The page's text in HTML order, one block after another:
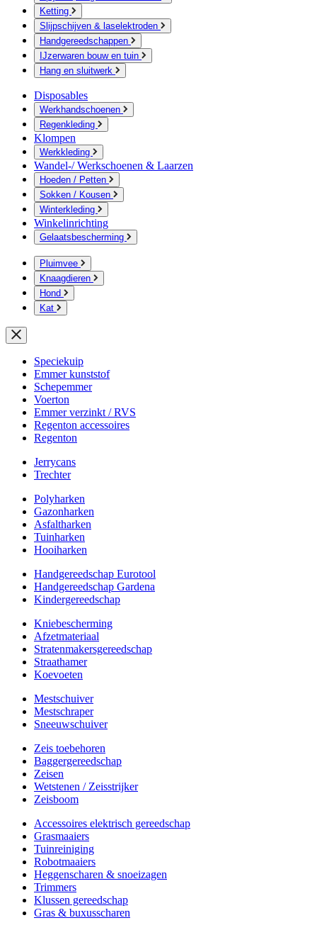
Ketting
Slijpschijven & laselektroden
Handgereedschappen
IJzerwaren bouw en tuin
Hang en sluitwerk
Disposables
Werkhandschoenen
Regenkleding
Klompen
Werkkleding
Wandel-/ Werkschoenen & Laarzen
Hoeden / Petten
Sokken / Kousen
Winterkleding
Winkelinrichting
Gelaatsbescherming
Pluimvee
Knaagdieren
Hond
Kat
Speciekuip
Emmer kunststof
Schepemmer
Voerton
Emmer verzinkt / RVS
Regenton accessoires
Regenton
Jerrycans
Trechter
Polyharken
Gazonharken
Asfaltharken
Tuinharken
Hooiharken
Handgereedschap Eurotool
Handgereedschap Gardena
Kindergereedschap
Kniebescherming
Afzetmateriaal
Stratenmakersgereedschap
Straathamer
Koevoeten
Mestschuiver
Mestschraper
Sneeuwschuiver
Zeis toebehoren
Baggergereedschap
Zeisen
Wetstenen / Zeisstrijker
Zeisboom
Accessoires elektrisch gereedschap
Grasmaaiers
Tuinreiniging
Robotmaaiers
Heggenscharen & snoeizagen
Trimmers
Klussen gereedschap
Gras & buxusscharen